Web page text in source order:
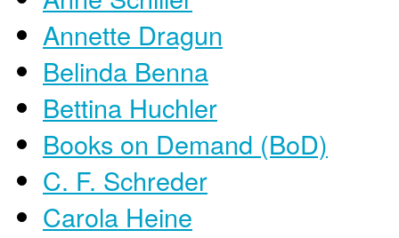
Annette Dragun
Belinda Benna
Bettina Huchler
Books on Demand (BoD)
C. F. Schreder
Carola Heine